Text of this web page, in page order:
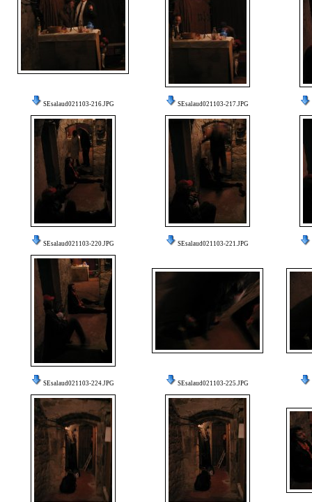
SEsalaud021103-216.JPG SEsalaud021103-217.JPG
SEsalaud021103-220.JPG SEsalaud021103-221.JPG
SEsalaud021103-224.JPG SEsalaud021103-225.JPG